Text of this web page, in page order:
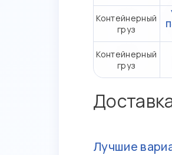
Контейнерный
груз
Контейнерный
груз
Лучшие